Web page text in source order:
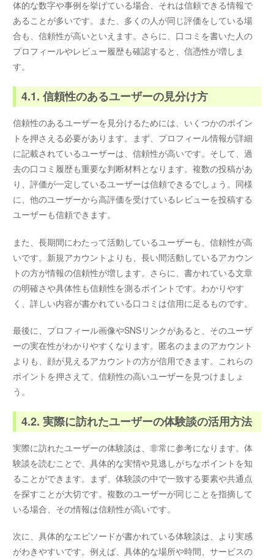
体的な数字や事例を挙げている場合、それは信頼できる情報で
あることが多いです。また、多くの人が同じ評価をしている場
合も、信頼性が高いといえます。さらに、口コミを書いた人の
プロフィールやレビュー履歴も確認すると、信憑性が増しま
す。
4.1. 信頼性のあるユーザーの見分け方
信頼性のあるユーザーを見分けるためには、いくつかのポイン
トを押さえる必要があります。まず、プロフィール情報が詳細
に記載されているユーザーは、信頼性が高いです。そして、過
去の口コミ履歴も重要な判断材料となります。複数の投稿があ
り、評価が一定しているユーザーは信頼できるでしょう。同様
に、他のユーザーから高評価を受けているレビューを投稿する
ユーザーも信頼できます。
また、長期間にわたって活動しているユーザーも、信頼性が高
いです。新規アカウントよりも、長い間活動しているアカウン
トの方が情報の信頼性が増します。さらに、書かれている文章
の明確さや具体性も信頼性を測るポイントです。わかりやす
く、詳しい内容が書かれている口コミは信用に足るものです。
最後に、プロフィール画像やSNSリンクがあると、そのユーザ
ーの実在性がわかりやすくなります。匿名のままのアカウント
よりも、顔が見えるアカウントの方が信用できます。これらの
ポイントを押さえて、信頼性の高いユーザーを見つけましょ
う。
4.2. 実際に訪れたユーザーの体験談の活用方法
実際に訪れたユーザーの体験談は、非常に参考になります。体
験談を読むことで、具体的な実情や見逃しがちなポイントを知
ることができます。まず、体験談の中で一致する要素や共通点
を探すことが大切です。複数のユーザーが同じことを指摘して
いる場合、その情報は信頼性が高いです。
次に、具体的なエピソードが書かれている体験談は、より実感
がわきやすいです。例えば、具体的な場所や時間、サービスの